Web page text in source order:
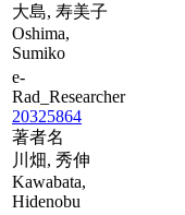
大島, 寿美子
Oshima,
Sumiko
e-
Rad_Researcher
20325864
著者名
川畑, 秀伸
Kawabata,
Hidenobu